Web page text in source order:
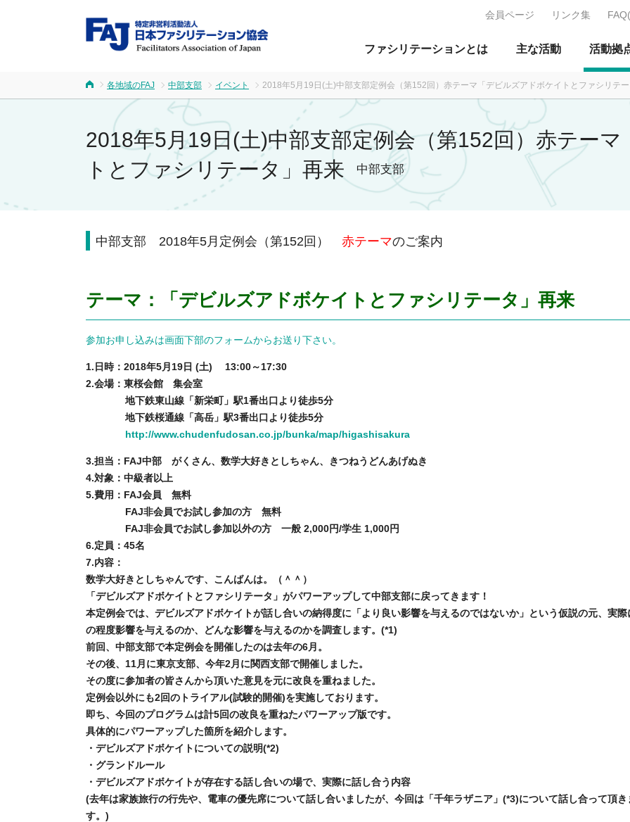
ファシリテーションとは 主な活動 活動拠
会員ページ リンク集
各地域のFAJ 中部支部 イベント 2018年5月19日(土)中部支部定例会（第152回）赤テーマ「デビルズアドボケイトとファシリテ
2018年5月19日(土)中部支部定例会（第152回）赤テー
トとファシリテータ」再来
中部支部
中部支部 2018年5月定例会（第152回） 赤テーマのご案内
テーマ： 「デビルズアドボケイトとファシリテータ」再来
参加お申し込みは画面下部のフォームからお送り下さい。
1.日時：2018年5月19日 (土) 13:00～17:30
2.会場：東桜会館 集会室
地下鉄東山線「新栄町」駅1番出口より徒歩5分
地下鉄桜通線「高岳」駅3番出口より徒歩5分
http://www.chudenfudosan.co.jp/bunka/map/higashisakura
3.担当：FAJ中部 がくさん、数学大好きとしちゃん、きつねうどんあげぬき
4.対象：中級者以上
5.費用：FAJ会員 無料
FAJ非会員でお試し参加の方 無料
FAJ非会員でお試し参加以外の方 一般 2,000円/学生 1,000円
6.定員：45名
7.内容：
数学大好きとしちゃんです、こんばんは。（＾＾）
「デビルズアドボケイトとファシリテータ」がパワーアップして中部支部に戻ってきます！
本定例会では、デビルズアドボケイトが話し合いの納得度に「より良い影響を与えるのではないか」という仮説の元、実際
の程度影響を与えるのか、どんな影響を与えるのかを調査します。(*1)
前回、中部支部で本定例会を開催したのは去年の6月。
その後、11月に東京支部、今年2月に関西支部で開催しました。
その度に参加者の皆さんから頂いた意見を元に改良を重ねました。
定例会以外にも2回のトライアル(試験的開催)を実施しております。
即ち、今回のプログラムは計5回の改良を重ねたパワーアップ版です。
具体的にパワーアップした箇所を紹介します。
・デビルズアドボケイトについての説明(*2)
・グランドルール
・デビルズアドボケイトが存在する話し合いの場で、実際に話し合う内容
(去年は家族旅行の行先や、電車の優先席について話し合いましたが、今回は「千年ラザニア」(*3)について話し合って頂き
す。)